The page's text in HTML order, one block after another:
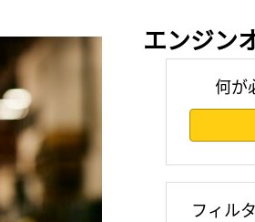
エンジン
何が
フィル